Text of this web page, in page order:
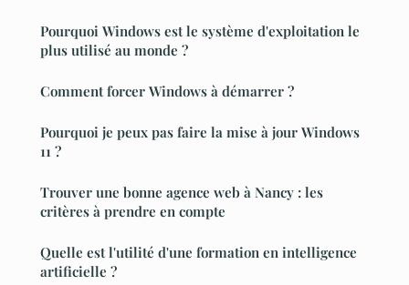
Pourquoi Windows est le système d'exploitation le
plus utilisé au monde ?
Comment forcer Windows à démarrer ?
Pourquoi je peux pas faire la mise à jour Windows
11 ?
Trouver une bonne agence web à Nancy : les
critères à prendre en compte
Quelle est l'utilité d'une formation en intelligence
artificielle ?